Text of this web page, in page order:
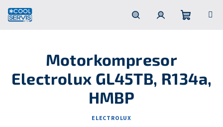
obsah
Motorkompresor
Electrolux GL45TB, R134a,
HMBP
ELECTROLUX